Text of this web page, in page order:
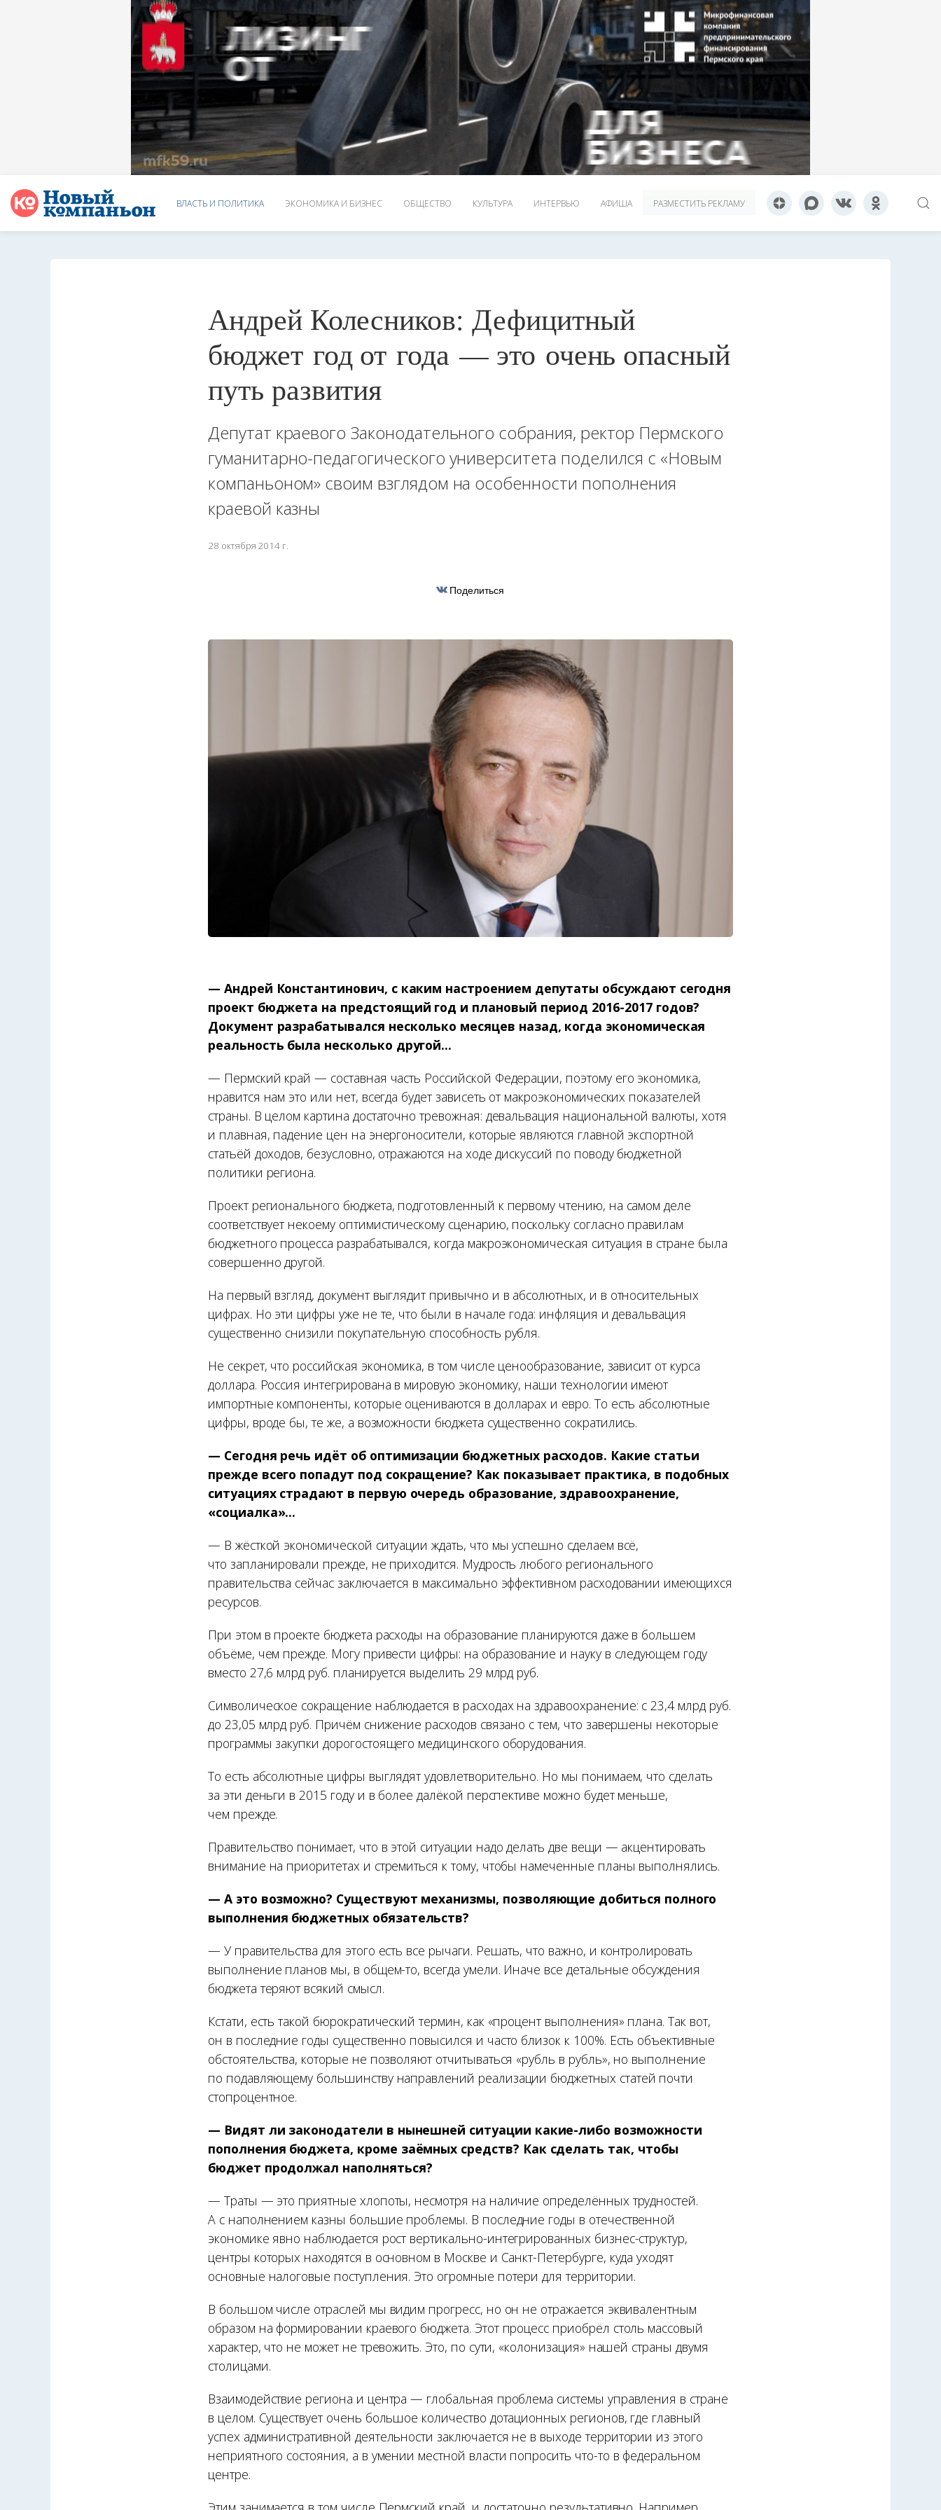
ВЛАСТЬ И ПОЛИТИКА ЭКОНОМИКА И БИЗНЕС ОБЩЕСТВО КУЛЬТУРА ИНТЕРВЬЮ АФИША РАЗМЕСТИТЬ РЕКЛАМУ
Андрей Колесников: Дефицитный
бюджет год от года — это очень опасный
путь развития
Депутат краевого Законодательного собрания, ректор Пермского
гуманитарно-педагогического университета поделился с «Новым
компаньоном» своим взглядом на особенности пополнения
краевой казны
28 октября 2014 г.
Поделиться
— Андрей Константинович, с каким настроением депутаты обсуждают сегодня
проект бюджета на предстоящий год и плановый период 2016-2017 годов?
Документ разрабатывался несколько месяцев назад, когда экономическая
реальность была несколько другой...
— Пермский край — составная часть Российской Федерации, поэтому его экономика,
нравится нам это или нет, всегда будет зависеть от макроэкономических показателей
страны. В целом картина достаточно тревожная: девальвация национальной валюты, хотя
и плавная, падение цен на энергоносители, которые являются главной экспортной
статьёй доходов, безусловно, отражаются на ходе дискуссий по поводу бюджетной
политики региона.
Проект регионального бюджета, подготовленный к первому чтению, на самом деле
соответствует некоему оптимистическому сценарию, поскольку согласно правилам
бюджетного процесса разрабатывался, когда макроэкономическая ситуация в стране была
совершенно другой.
На первый взгляд, документ выглядит привычно и в абсолютных, и в относительных
цифрах. Но эти цифры уже не те, что были в начале года: инфляция и девальвация
существенно снизили покупательную способность рубля.
Не секрет, что российская экономика, в том числе ценообразование, зависит от курса
доллара. Россия интегрирована в мировую экономику, наши технологии имеют
импортные компоненты, которые оцениваются в долларах и евро. То есть абсолютные
цифры, вроде бы, те же, а возможности бюджета существенно сократились.
— Сегодня речь идёт об оптимизации бюджетных расходов. Какие статьи
прежде всего попадут под сокращение? Как показывает практика, в подобных
ситуациях страдают в первую очередь образование, здравоохранение,
«социалка»...
— В жёсткой экономической ситуации ждать, что мы успешно сделаем всё,
что запланировали прежде, не приходится. Мудрость любого регионального
правительства сейчас заключается в максимально эффективном расходовании имеющихся
ресурсов.
При этом в проекте бюджета расходы на образование планируются даже в большем
объёме, чем прежде. Могу привести цифры: на образование и науку в следующем году
вместо 27,6 млрд руб. планируется выделить 29 млрд руб.
Символическое сокращение наблюдается в расходах на здравоохранение: с 23,4 млрд руб.
до 23,05 млрд руб. Причём снижение расходов связано с тем, что завершены некоторые
программы закупки дорогостоящего медицинского оборудования.
То есть абсолютные цифры выглядят удовлетворительно. Но мы понимаем, что сделать
за эти деньги в 2015 году и в более далёкой перспективе можно будет меньше,
чем прежде.
Правительство понимает, что в этой ситуации надо делать две вещи — акцентировать
внимание на приоритетах и стремиться к тому, чтобы намеченные планы выполнялись.
— А это возможно? Существуют механизмы, позволяющие добиться полного
выполнения бюджетных обязательств?
— У правительства для этого есть все рычаги. Решать, что важно, и контролировать
выполнение планов мы, в общем-то, всегда умели. Иначе все детальные обсуждения
бюджета теряют всякий смысл.
Кстати, есть такой бюрократический термин, как «процент выполнения» плана. Так вот,
он в последние годы существенно повысился и часто близок к 100%. Есть объективные
обстоятельства, которые не позволяют отчитываться «рубль в рубль», но выполнение
по подавляющему большинству направлений реализации бюджетных статей почти
стопроцентное.
— Видят ли законодатели в нынешней ситуации какие-либо возможности
пополнения бюджета, кроме заёмных средств? Как сделать так, чтобы
бюджет продолжал наполняться?
— Траты — это приятные хлопоты, несмотря на наличие определённых трудностей.
А с наполнением казны большие проблемы. В последние годы в отечественной
экономике явно наблюдается рост вертикально-интегрированных бизнес-структур,
центры которых находятся в основном в Москве и Санкт-Петербурге, куда уходят
основные налоговые поступления. Это огромные потери для территории.
В большом числе отраслей мы видим прогресс, но он не отражается эквивалентным
образом на формировании краевого бюджета. Этот процесс приобрёл столь массовый
характер, что не может не тревожить. Это, по сути, «колонизация» нашей страны двумя
столицами.
Взаимодействие региона и центра — глобальная проблема системы управления в стране
в целом. Существует очень большое количество дотационных регионов, где главный
успех административной деятельности заключается не в выходе территории из этого
неприятного состояния, а в умении местной власти попросить что-то в федеральном
центре.